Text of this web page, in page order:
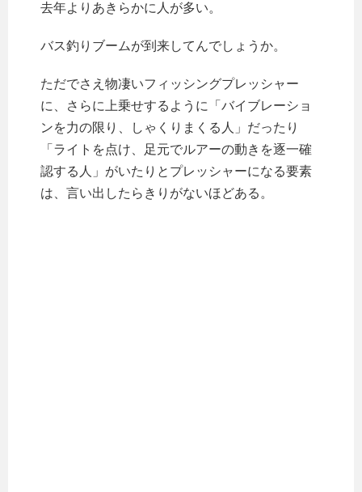
去年よりあきらかに人が多い。
バス釣りブームが到来してんでしょうか。
ただでさえ物凄いフィッシングプレッシャー
に、さらに上乗せするように「バイブレーショ
ンを力の限り、しゃくりまくる人」だったり
「ライトを点け、足元でルアーの動きを逐一確
認する人」がいたりとプレッシャーになる要素
は、言い出したらきりがないほどある。